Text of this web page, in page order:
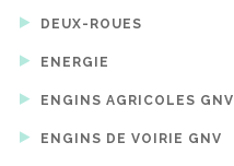
DEUX-ROUES
ENERGIE
ENGINS AGRICOLES GNV
ENGINS DE VOIRIE GNV